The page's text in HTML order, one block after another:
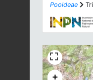
Pooideae
+